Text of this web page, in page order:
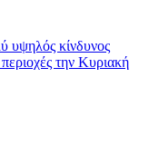
υψηλός κίνδυνος
την Κυριακή